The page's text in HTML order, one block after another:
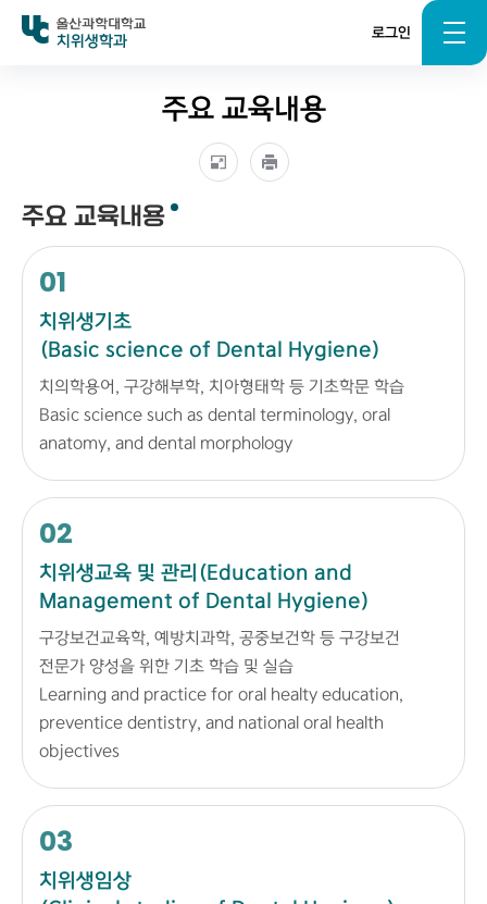
로그인
치위생학과
주요 교육내용
주요 교육내용
01
치위생기초
(Basic science of Dental Hygiene)
치의학용어, 구강해부학, 치아형태학 등 기초학문 학습
Basic science such as dental terminology, oral
anatomy, and dental morphology
02
치위생교육 및 관리(Education and
Management of Dental Hygiene)
구강보건교육학, 예방치과학, 공중보건학 등 구강보건
전문가 양성을 위한 기초 학습 및 실습
Learning and practice for oral healty education,
preventice dentistry, and national oral health
objectives
03
치위생임상